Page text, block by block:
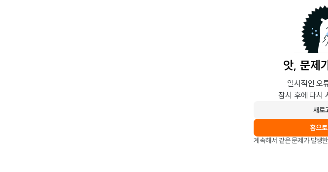
앗, 문제
일시적인 오
잠시 후에 다시
새로
홈으
계속해서 같은 문제가 발생